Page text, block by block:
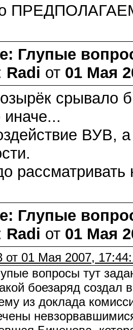
Глупые
Radi от 01 Мая
срывало
иначе...
ВУВ,
рассматривать
Глупые
Radi от 01 Мая
от 01 Мая 2007,
вопросы тут
боезаряд создал
из доклада